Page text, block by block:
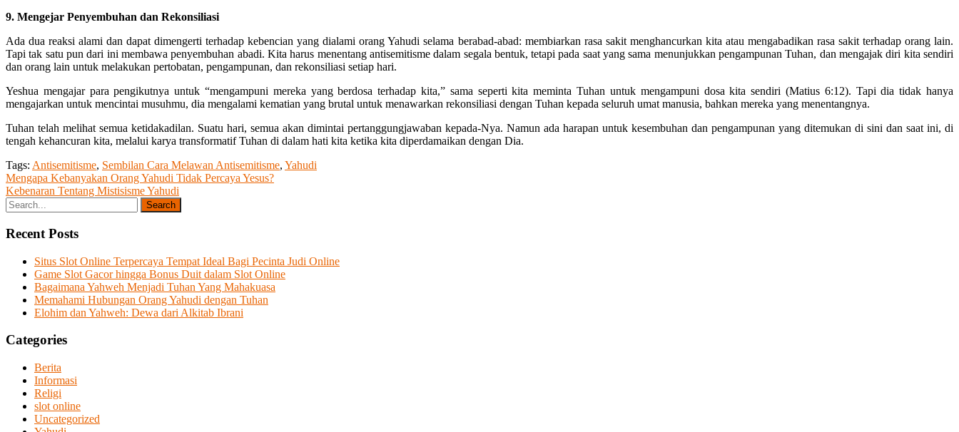
9. Mengejar Penyembuhan dan Rekonsiliasi
Ada dua reaksi alami dan dapat dimengerti terhadap kebencian yang dialami orang Yahudi selama berabad-abad: membiarkan rasa sakit menghancurkan kita atau mengabadikan rasa sakit terhadap orang lain.
Tapi tak satu pun dari ini membawa penyembuhan abadi. Kita harus menentang antisemitisme dalam segala bentuk, tetapi pada saat yang sama menunjukkan pengampunan Tuhan, dan mengajak diri kita sendiri
dan orang lain untuk melakukan pertobatan, pengampunan, dan rekonsiliasi setiap hari.
Yeshua mengajar para pengikutnya untuk “mengampuni mereka yang berdosa terhadap kita,” sama seperti kita meminta Tuhan untuk mengampuni dosa kita sendiri (Matius 6:12). Tapi dia tidak hanya
mengajarkan untuk mencintai musuhmu, dia mengalami kematian yang brutal untuk menawarkan rekonsiliasi dengan Tuhan kepada seluruh umat manusia, bahkan mereka yang menentangnya.
Tuhan telah melihat semua ketidakadilan. Suatu hari, semua akan dimintai pertanggungjawaban kepada-Nya. Namun ada harapan untuk kesembuhan dan pengampunan yang ditemukan di sini dan saat ini, di
tengah kehancuran kita, melalui karya transformatif Tuhan di dalam hati kita ketika kita diperdamaikan dengan Dia.
Tags: Antisemitisme, Sembilan Cara Melawan Antisemitisme, Yahudi
Post
navigation
Mengapa Kebanyakan Orang Yahudi Tidak Percaya Yesus?
Kebenaran Tentang Mistisisme Yahudi
Recent Posts
Situs Slot Online Terpercaya Tempat Ideal Bagi Pecinta Judi Online
Game Slot Gacor hingga Bonus Duit dalam Slot Online
Bagaimana Yahweh Menjadi Tuhan Yang Mahakuasa
Memahami Hubungan Orang Yahudi dengan Tuhan
Elohim dan Yahweh: Dewa dari Alkitab Ibrani
Categories
Berita
Informasi
Religi
slot online
Uncategorized